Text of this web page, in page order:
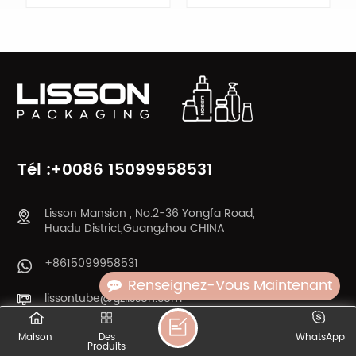
Renseignez-Vous Maintenant
APPRENDRE
APPRENDRE
Tél :+0086 15099958531
Lisson Mansion , No.2-36 Yongfa Road,
Huadu District,Guangzhou CHINA
+8615099958531
lissontube@gzlisson.com
Maison Des
Produits
WhatsApp